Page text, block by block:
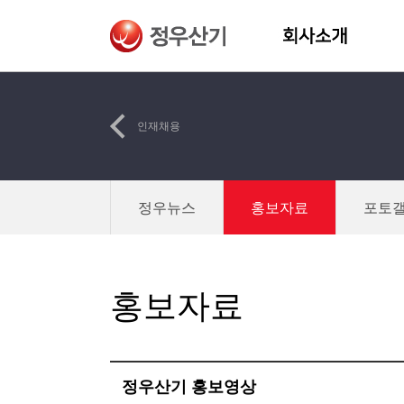
인재채용
정우뉴스 홍보자료 포토
홍보자료
정우산기 홍보영상